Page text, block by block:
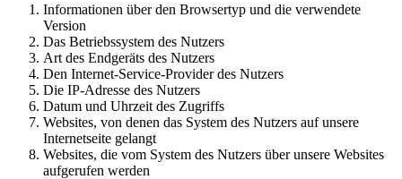
Informationen über den Browsertyp und die verwendete
Version
Das Betriebssystem des Nutzers
Art des Endgeräts des Nutzers
Den Internet-Service-Provider des Nutzers
Die IP-Adresse des Nutzers
Datum und Uhrzeit des Zugriffs
Websites, von denen das System des Nutzers auf unsere
Internetseite gelangt
Websites, die vom System des Nutzers über unsere Websites
aufgerufen werden